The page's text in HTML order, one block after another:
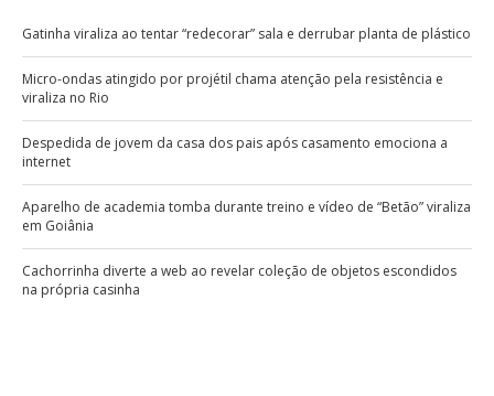
Gatinha viraliza ao tentar “redecorar” sala e derrubar planta de plástico
Micro-ondas atingido por projétil chama atenção pela resistência e
viraliza no Rio
Despedida de jovem da casa dos pais após casamento emociona a
internet
Aparelho de academia tomba durante treino e vídeo de “Betão” viraliza
em Goiânia
Cachorrinha diverte a web ao revelar coleção de objetos escondidos
na própria casinha